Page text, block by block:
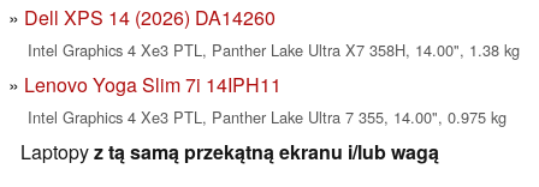
Dell XPS 14 (2026) DA14260
Intel Graphics 4 Xe3 PTL, Panther Lake Ultra X7 358H, 14.00", 1.38 kg
Lenovo Yoga Slim 7i 14IPH11
Intel Graphics 4 Xe3 PTL, Panther Lake Ultra 7 355, 14.00", 0.975 kg
Laptopyz tą samą przekątną ekranu i/lub wagą